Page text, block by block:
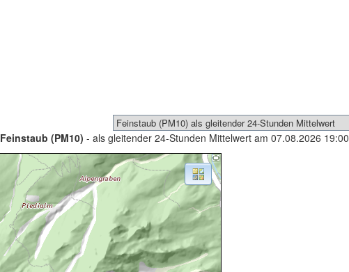
Feinstaub (PM10) - als gleitender 24-Stunden Mittelwert am 07.08.2026 19:00